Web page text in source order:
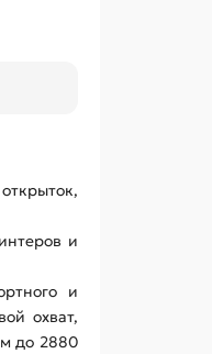
и
и
охват,
до 2880